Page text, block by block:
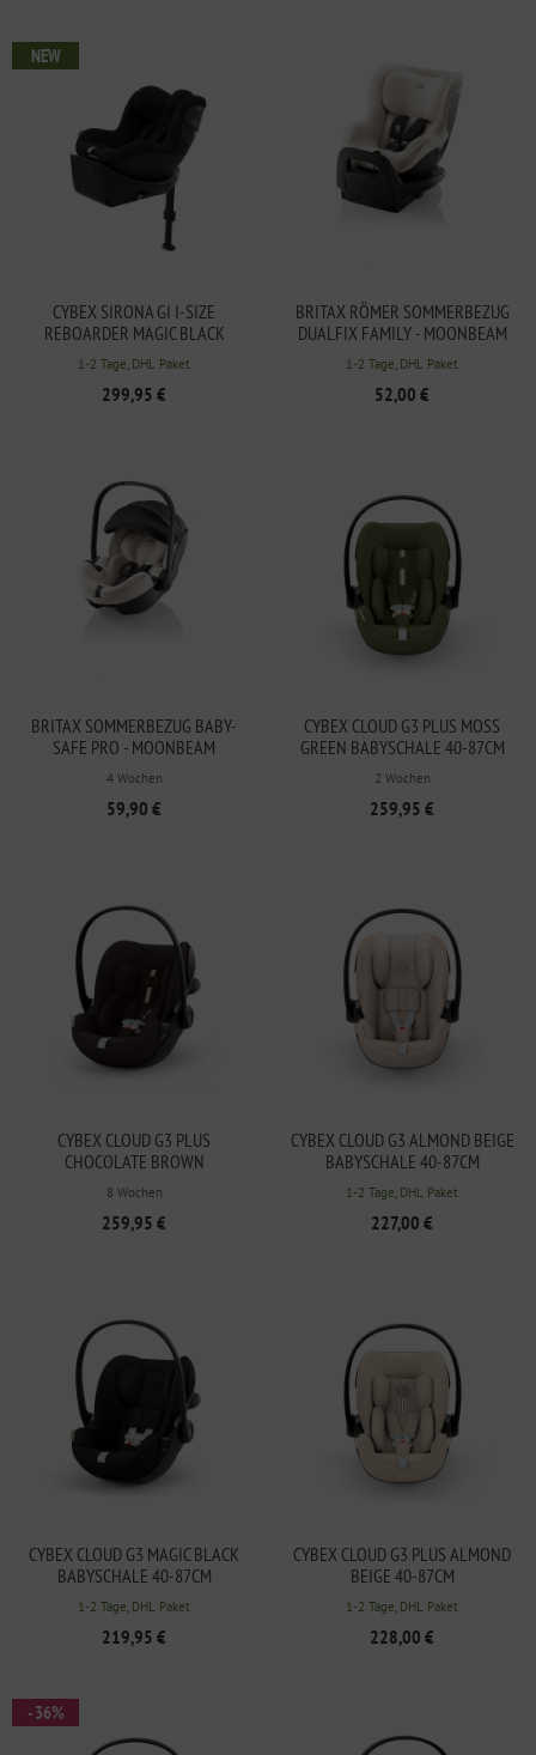
CYBEX SIRONA GI I-SIZE
REBOARDER MAGIC BLACK
1-2 Tage, DHL Paket
299,95 €
NEW
BRITAX RÖMER SOMMERBEZUG
DUALFIX FAMILY - MOONBEAM
1-2 Tage, DHL Paket
52,00 €
BRITAX SOMMERBEZUG BABY-
SAFE PRO - MOONBEAM
4 Wochen
59,90 €
CYBEX CLOUD G3 PLUS MOSS
GREEN BABYSCHALE 40-87CM
2 Wochen
259,95 €
CYBEX CLOUD G3 PLUS
CHOCOLATE BROWN
BABYSCHALE 40-87CM
8 Wochen
259,95 €
CYBEX CLOUD G3 ALMOND BEIGE
BABYSCHALE 40-87CM
1-2 Tage, DHL Paket
227,00 €
CYBEX CLOUD G3 MAGIC BLACK
BABYSCHALE 40-87CM
1-2 Tage, DHL Paket
219,95 €
CYBEX CLOUD G3 PLUS ALMOND
BEIGE 40-87CM
1-2 Tage, DHL Paket
228,00 €
- 36%